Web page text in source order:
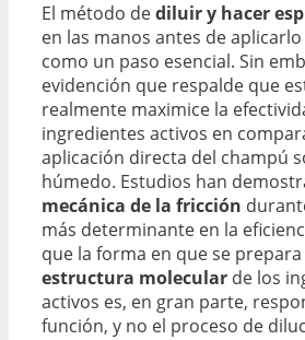
El método dediluir y hacer
en las manos antes de
como un paso esencial. Sin
evidención que respalde que
realmente maximice la
ingredientes activos en
aplicación directa del champú
húmedo. Estudios han
mecánica de la fricción
más determinante en la
que la forma en que se
estructura molecular de los
activos es, en gran parte,
función, y no el proceso de